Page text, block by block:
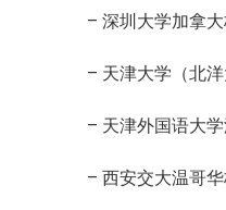
– 深圳大学加拿
– 天津大学（北洋
– 天津外国语大
– 西安交大温哥华